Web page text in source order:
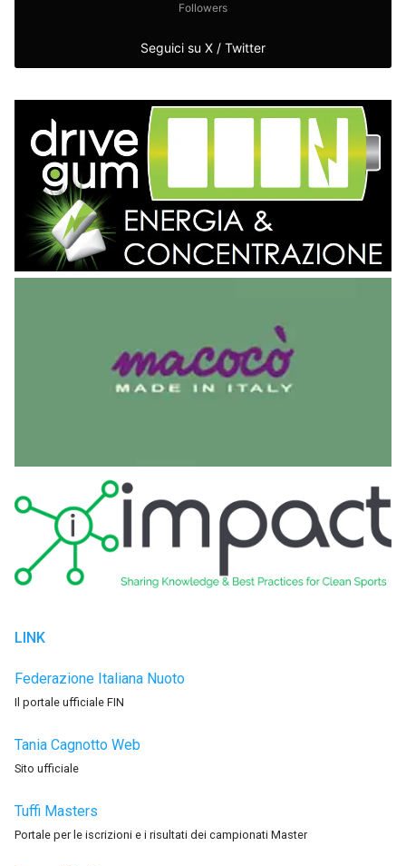
Seguici su X / Twitter
Followers
LINK
Federazione Italiana Nuoto
Il portale ufficiale FIN
Tania Cagnotto Web
Sito ufficiale
Tuffi Masters
Portale per le iscrizioni e i risultati dei campionati Master